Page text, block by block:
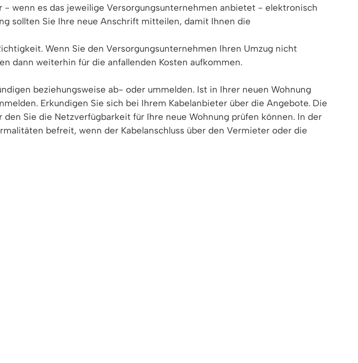
wenn es das jeweilige Versorgungsunternehmen anbietet - elektronisch
sollten Sie Ihre neue Anschrift mitteilen, damit Ihnen die
Wenn Sie den Versorgungsunternehmen Ihren Umzug nicht
dann weiterhin für die anfallenden Kosten aufkommen.
beziehungsweise ab- oder ummelden. Ist in Ihrer neuen Wohnung
Erkundigen Sie sich bei Ihrem Kabelanbieter über die Angebote. Die
Sie die Netzverfügbarkeit für Ihre neue Wohnung prüfen können. In der
befreit, wenn der Kabelanschluss über den Vermieter oder die